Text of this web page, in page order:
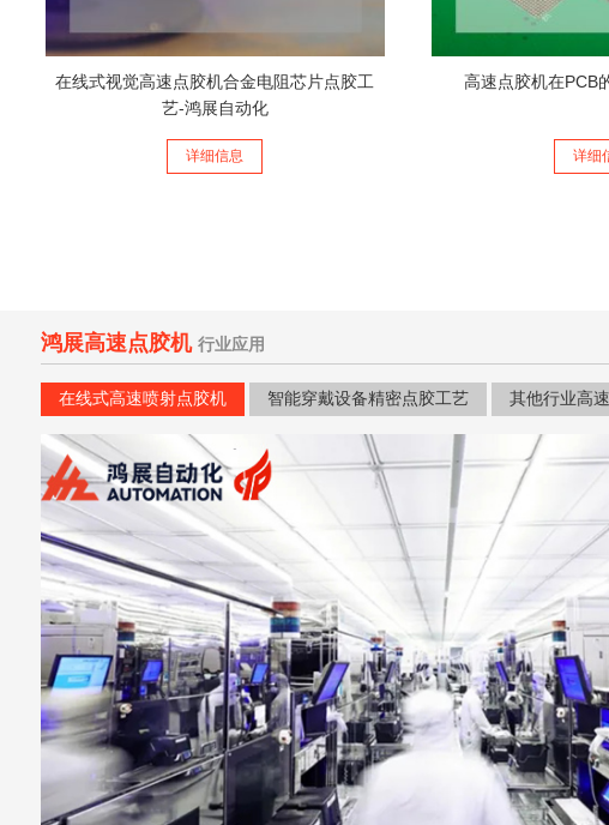
在线式视觉高速点胶机合金电阻芯片点胶工
艺-鸿展自动化
详细信息
高速点胶机在PCB
详细
鸿展高速点胶机 行业应用
在线式高速喷射点胶机 智能穿戴设备精密点胶工艺 其他行业高